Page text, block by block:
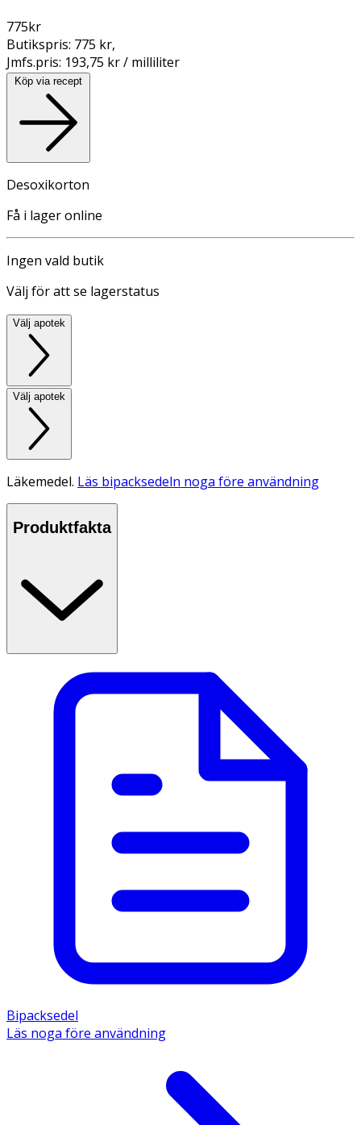
775kr
Butikspris: 775 kr,
Jmfs.pris: 193,75 kr / milliliter
Köp via recept
Desoxikorton
Få i lager online
Ingen vald butik
Välj för att se lagerstatus
Välj apotek
Välj apotek
Läkemedel. Läs bipacksedeln noga före användning
Produktfakta
Bipacksedel
Läs noga före användning